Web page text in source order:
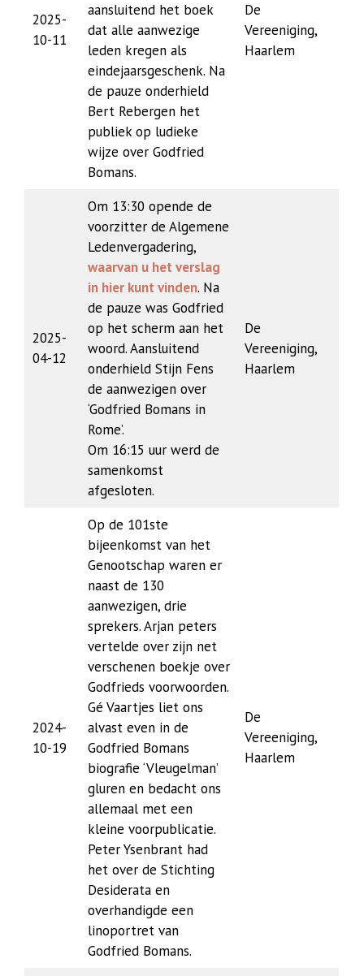
2025-
10-11
aansluitend het boek
dat alle aanwezige
leden kregen als
eindejaarsgeschenk. Na
de pauze onderhield
Bert Rebergen het
publiek op ludieke
wijze over Godfried
Bomans.
De
Vereeniging,
Haarlem
2025-
04-12
Om 13:30 opende de
voorzitter de Algemene
Ledenvergadering,
waarvan u het verslag
in hier kunt vinden. Na
de pauze was Godfried
op het scherm aan het
woord. Aansluitend
onderhield Stijn Fens
de aanwezigen over
‘Godfried Bomans in
Rome’.
Om 16:15 uur werd de
samenkomst
afgesloten.
De
Vereeniging,
Haarlem
2024-
10-19
Op de 101ste
bijeenkomst van het
Genootschap waren er
naast de 130
aanwezigen, drie
sprekers. Arjan peters
vertelde over zijn net
verschenen boekje over
Godfrieds voorwoorden.
Gé Vaartjes liet ons
alvast even in de
Godfried Bomans
biografie ‘Vleugelman’
gluren en bedacht ons
allemaal met een
kleine voorpublicatie.
Peter Ysenbrant had
het over de Stichting
Desiderata en
overhandigde een
linoportret van
Godfried Bomans.
De
Vereeniging,
Haarlem